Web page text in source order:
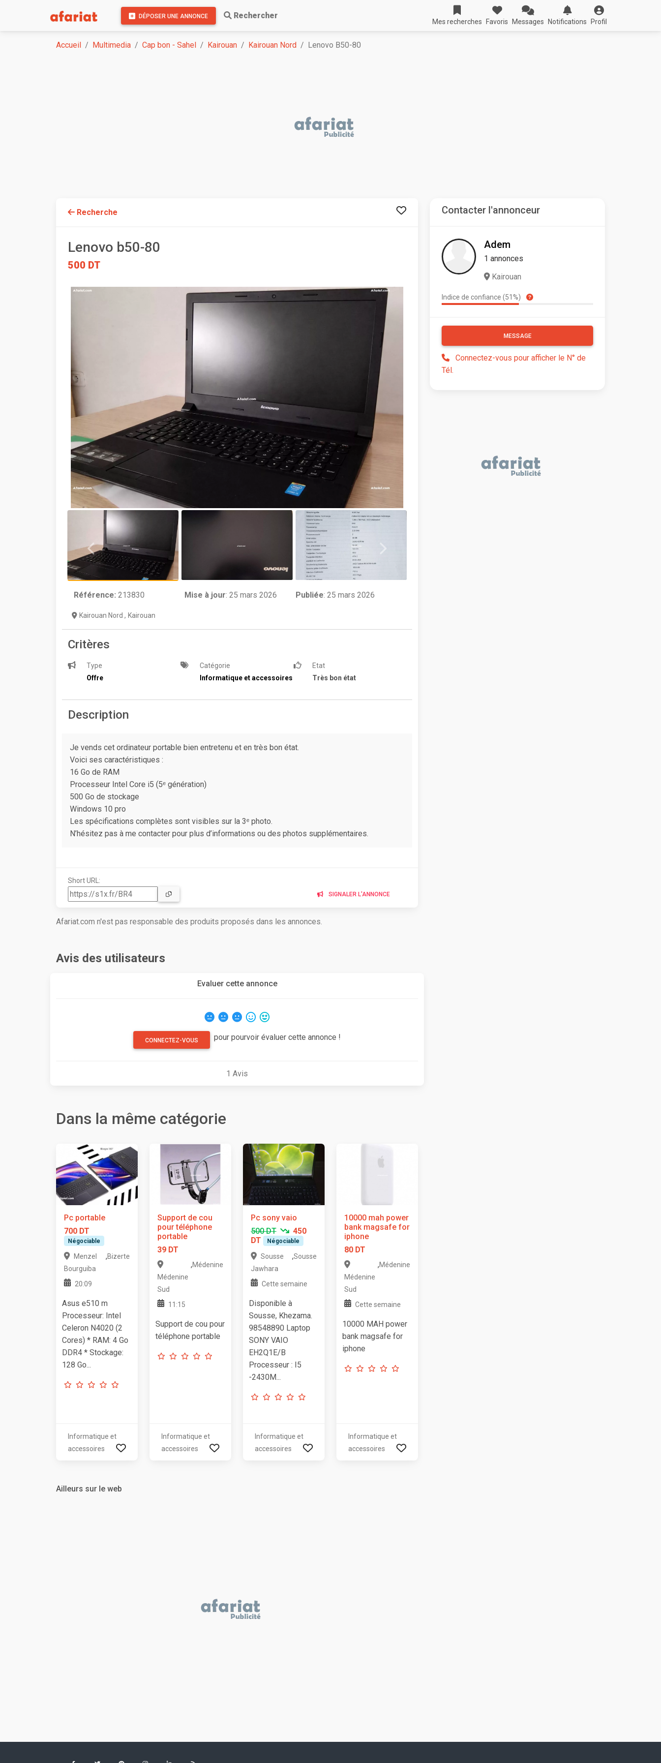
DÉPOSER UNE ANNONCE Rechercher
Mes recherches Favoris Messages Notifications Profil
Accueil Multimedia Cap bon - Sahel Kairouan Kairouan Nord Lenovo B50-80
Recherche
Lenovo b50-80
500 DT
Référence: 213830 Mise à jour:25 mars 2026 Publiée: 25 mars 2026
Kairouan Nord , Kairouan
Critères
Type
Offre
Catégorie
Informatique et accessoires
Etat
Très bon état
Description
Je vends cet ordinateur portable bien entretenu et en très bon état.
Voici ses caractéristiques :
16 Go de RAM
Processeur Intel Core i5 (5ᵉ génération)
500 Go de stockage
Windows 10 pro
Les spécifications complètes sont visibles sur la 3ᵉ photo.
N’hésitez pas à me contacter pour plus d’informations ou des photos supplémentaires.
Short URL:
SIGNALER L'ANNONCE
Afariat.com n'est pas responsable des produits proposés dans les annonces.
Avis des utilisateurs
Evaluer cette annonce
CONNECTEZ-VOUS pour pourvoir évaluer cette annonce !
1 Avis
Dans la même catégorie
Pc portable
700 DT
Négociable
Menzel
Bourguiba
,Bizerte
20:09
Asus e510 m
Processeur: Intel
Celeron N4020 (2
Cores) * RAM: 4 Go
DDR4 * Stockage:
128 Go...
Informatique et
accessoires
Support de cou
pour téléphone
portable
39 DT
Médenine
Sud
,Médenine
11:15
Support de cou pour
téléphone portable
Informatique et
accessoires
Pc sony vaio
500 DT
450
DT
Négociable
Sousse
Jawhara
,Sousse
Cette semaine
Disponible à
Sousse, Khezama.
98548890 Laptop
SONY VAIO
EH2Q1E/B
Processeur : I5
-2430M...
Informatique et
accessoires
10000 mah power
bank magsafe for
iphone
80 DT
Médenine
Sud
,Médenine
Cette semaine
10000 MAH power
bank magsafe for
iphone
Informatique et
accessoires
Ailleurs sur le web
Contacter l'annonceur
Adem
1 annonces
Kairouan
Indice de confiance (51%)
MESSAGE
Connectez-vous pour afficher le N° de
Tél.